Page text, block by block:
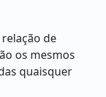
de
os mesmos
quaisquer